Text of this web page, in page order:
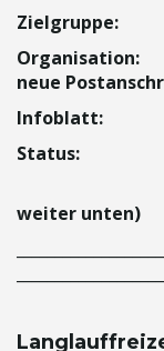
neue
Status:
weiter unten)